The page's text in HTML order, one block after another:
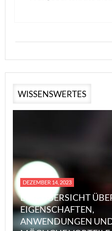
WISSENSWERTES
DEZEMBER 14, 2023
EINE ÜBERSICHT
EIGENSCHAFTEN,
ANWENDUNGEN